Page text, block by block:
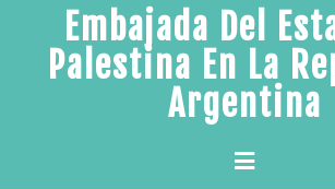
content
Embajada Del
Palestina En La
Argentina
Primary